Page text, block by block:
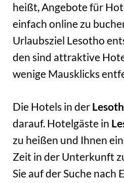
heißt, Angebote für
einfach online zu
Urlaubsziel Lesotho
den sind attraktive
wenige Mausklicks
Die Hotels in der
darauf. Hotelgäste in
zu heißen und Ihnen
Zeit in der Unterkunft
Sie auf der Suche nach